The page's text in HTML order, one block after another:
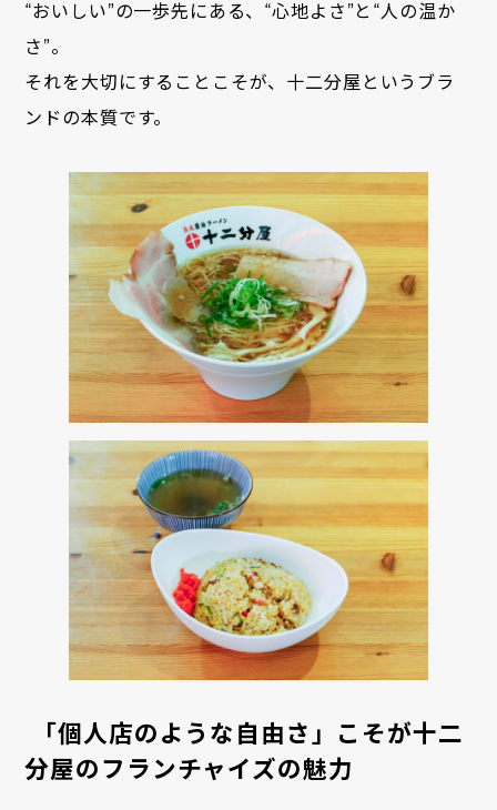
“おいしい”の一歩先にある、“心地よさ”と“人の温か
さ”。
それを大切にすることこそが、十二分屋というブラ
ンドの本質です。
「個人店のような自由さ」こそが十二
分屋のフランチャイズの魅力